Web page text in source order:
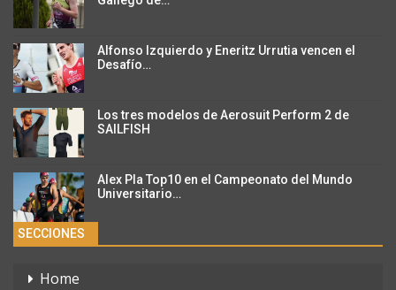
Alfonso Izquierdo y Eneritz Urrutia vencen el
Desafío…
Los tres modelos de Aerosuit Perform 2 de
SAILFISH
Alex Pla Top10 en el Campeonato del Mundo
Universitario…
SECCIONES
Home